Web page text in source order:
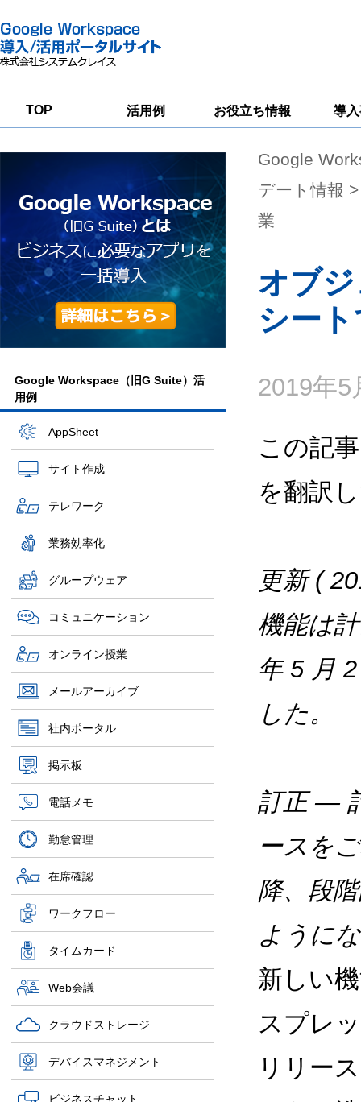
TOP 活用例 お役立ち情報
一
導
グループウェア
移行支援
Google
Workspace
セキュリティ
対策サービス
Google Workspace（旧G Suite）活
用例
AppSheet
サイト作成
テレワーク
業務効率化
グループウェア
コミュニケーション
オンライン授業
メールアーカイブ
社内ポータル
掲示板
電話メモ
勤怠管理
在席確認
ワークフロー
タイムカード
Web会議
クラウドストレージ
デバイスマネジメント
ビジネスチャット
Google
デート情報
業
オブ
シー
2019年5
この記
を翻訳
更新 (
機能は
年 5 月
した。
訂正 —
ースを
降、段
ように
新しい
スプレ
リリー